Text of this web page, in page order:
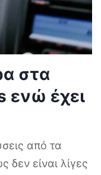
στα
ενώ έχει
από τα
δεν είναι λίγες